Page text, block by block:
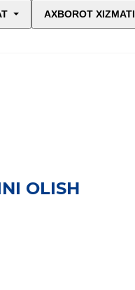
AXBOROT XIZMATI
OLISH